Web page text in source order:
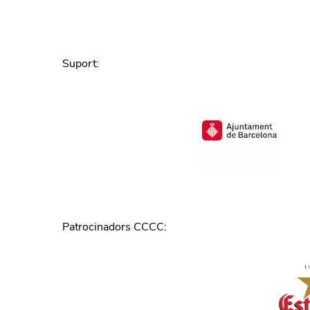
Suport:
Patrocinadors CCCC: